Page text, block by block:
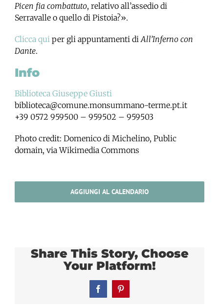
Picen fia combattuto, relativo all’assedio di
Serravalle o quello di Pistoia?».
Clicca qui per gli appuntamenti di All’Inferno con
Dante.
Info
Biblioteca Giuseppe Giusti
biblioteca@comune.monsummano-terme.pt.it
+39 0572 959500 – 959502 – 959503
Photo credit: Domenico di Michelino, Public
domain, via Wikimedia Commons
AGGIUNGI AL CALENDARIO
Share This Story, Choose
Your Platform!
FacebookPinterest